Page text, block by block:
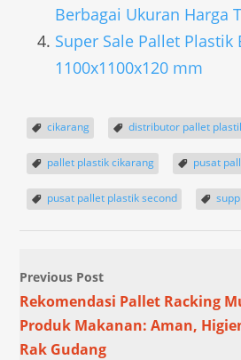
Berbagai Ukuran Harga
Super Sale Pallet Plastik
1100x1100x120 mm
cikarang distributor pallet
pallet plastik cikarang pusat
pusat pallet plastik second
Previous Post
Rekomendasi Pallet Racking
Produk Makanan: Aman,
Rak Gudang